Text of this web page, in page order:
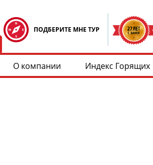
ПОДБЕРИТЕ МНЕ ТУР
О компании Индекс Горящих